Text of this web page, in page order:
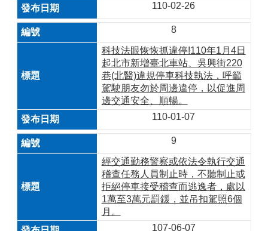
110-02-26
8
科技法眼恢恢抓違停!110年1月4日
起北市新增臺北車站、吳興街220
巷(北醫)違規停車科技執法，呼籲
駕駛朋友勿於周邊違停，以促進周
邊交通安全、順暢。
110-01-07
9
經交通勤務警察或依法令執行交通
稽查任務人員制止時，不聽制止或
拒絕停車接受稽查而逃逸者，處以
1萬至3萬元罰鍰，並吊扣駕照6個
月。
107-06-07